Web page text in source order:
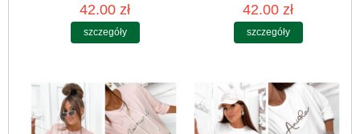
42.00 zł
szczegóły
42.00 zł
szczegóły